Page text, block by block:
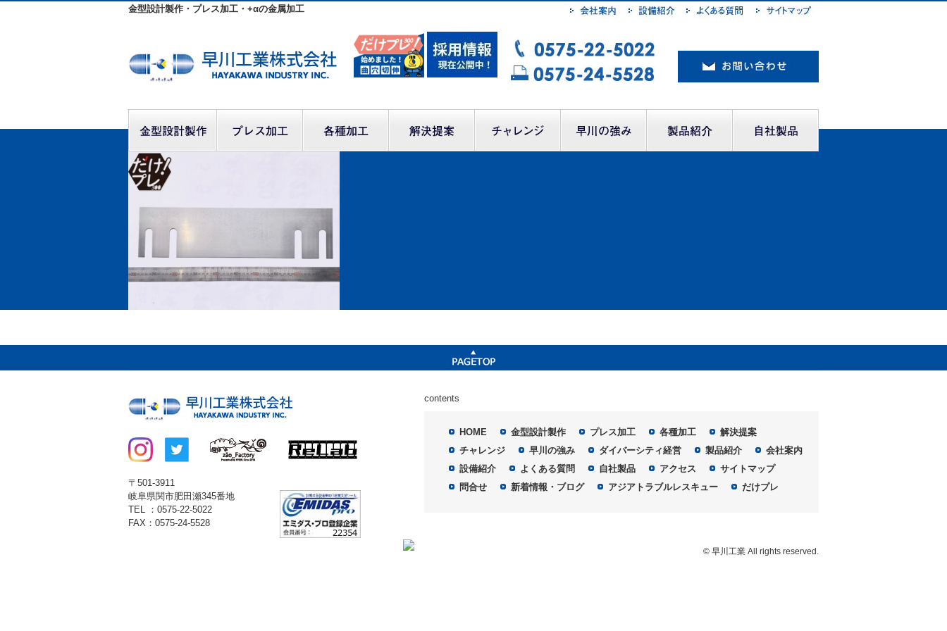
金型設計製作・プレス加工・+αの金属加工
〒501-3911
岐阜県関市肥田瀬345番地
TEL ：0575-22-5022
FAX：0575-24-5528
contents
HOME 金型設計製作 プレス加工 各種加工
解決提案
チャレンジ
早川の強み ダイバーシティ経営 製品紹介
会社案内
設備紹介
よくある質問 自社製品 アクセス
サイトマップ
問合せ
新着情報・ブログ アジアトラブルレスキュー だけプレ
© 早川工業 All rights reserved.